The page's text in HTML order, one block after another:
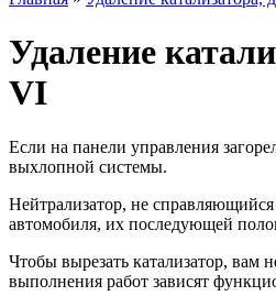
Удаление
VI
Если на панели управления
выхлопной системы.
Нейтрализатор, не
автомобиля, их последующей
Чтобы вырезать катализатор, вам
выполнения работ зависят